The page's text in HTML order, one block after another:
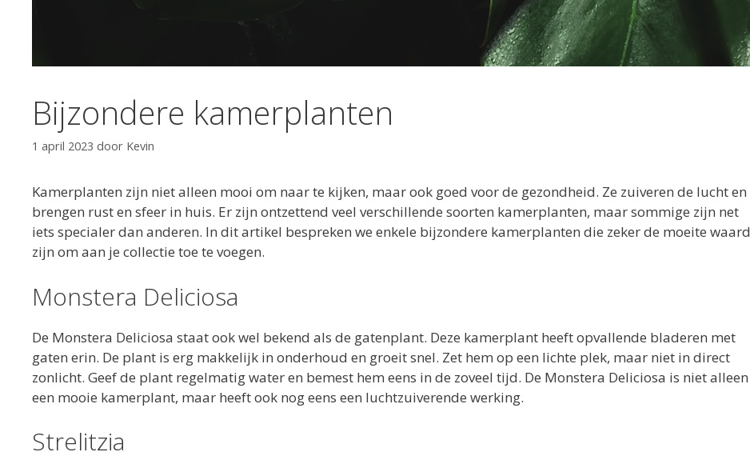
Bijzondere kamerplanten
1 april 2023 door Kevin
Kamerplanten zijn niet alleen mooi om naar te kijken, maar ook goed voor de gezondheid. Ze zuiveren de lucht en
brengen rust en sfeer in huis. Er zijn ontzettend veel verschillende soorten kamerplanten, maar sommige zijn net
iets specialer dan anderen. In dit artikel bespreken we enkele bijzondere kamerplanten die zeker de moeite waard
zijn om aan je collectie toe te voegen.
Monstera Deliciosa
De Monstera Deliciosa staat ook wel bekend als de gatenplant. Deze kamerplant heeft opvallende bladeren met
gaten erin. De plant is erg makkelijk in onderhoud en groeit snel. Zet hem op een lichte plek, maar niet in direct
zonlicht. Geef de plant regelmatig water en bemest hem eens in de zoveel tijd. De Monstera Deliciosa is niet alleen
een mooie kamerplant, maar heeft ook nog eens een luchtzuiverende werking.
Strelitzia